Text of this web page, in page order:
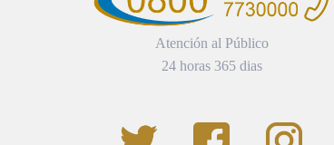
Atención al Público
24 horas 365 dias